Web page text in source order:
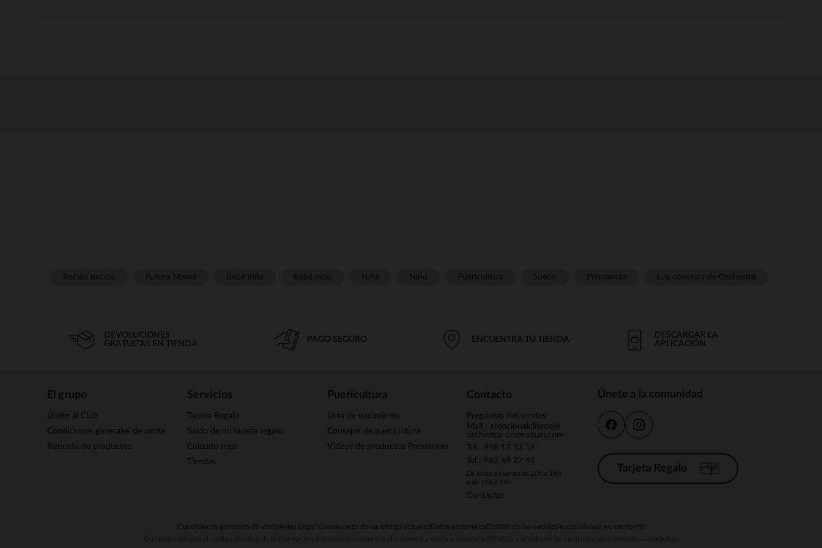
DEVOLUCIONES
GRATUITAS EN TIENDA
PAGO SEGURO ENCUENTRA TU TIENDA
DESCARGAR LA
APLICACIÓN
El grupo
Únete al Club
Condiciones generales de venta
Retirada de productos
Servicios
Tarjeta Regalo
Saldo de mi tarjeta regalo
Cuidado ropa
Tiendas
Puericultura
Lista de nacimiento
Consejos de puericultura
Vídeos de productos Prémaman
Contacto
Preguntas frecuentes
Mail : atencionalcliente@
orchestra-premaman.com
Tel : 958 17 53 16
Tel : 963 69 27 45
De lunes a viernes de 10h a 14h
y de 16h a 19h
Contactar
Únete a la comunidad
Tarjeta Regalo
Condiciones generales de ventaAviso Legal *Condiciones de las ofertas actuales Datos personalesGestión de las cookiesAccesibilidad: no conforme